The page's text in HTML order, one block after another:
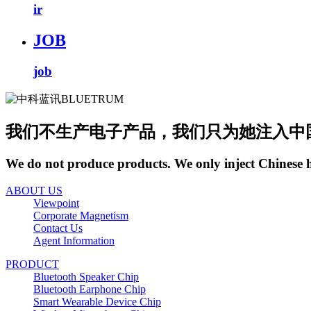
ir
JOB
job
我们不生产电子产品，我们只为她注入中
We do not produce products. We only inject Chinese
ABOUT US
Viewpoint
Corporate Magnetism
Contact Us
Agent Information
PRODUCT
Bluetooth Speaker Chip
Bluetooth Earphone Chip
Smart Wearable Device Chip